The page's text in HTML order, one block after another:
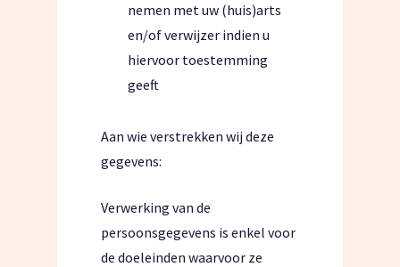
nemen met uw (huis)arts
en/of verwijzer indien u
hiervoor toestemming
geeft
Aan wie verstrekken wij deze
gegevens:
Verwerking van de
persoonsgegevens is enkel voor
de doeleinden waarvoor ze